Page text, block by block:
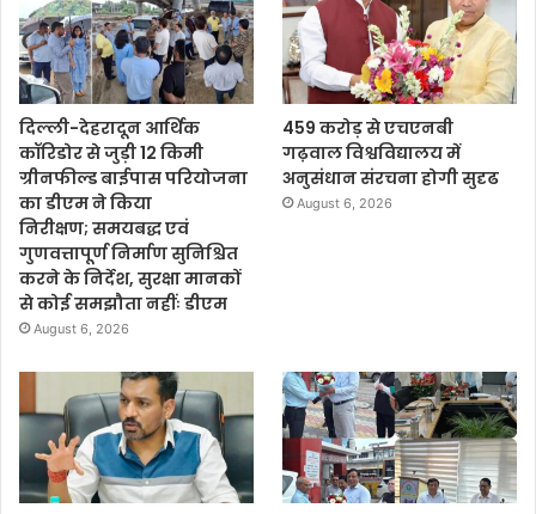
दिल्ली-देहरादून आर्थिक
कॉरिडोर से जुड़ी 12 किमी
ग्रीनफील्ड बाईपास परियोजना
का डीएम ने किया
निरीक्षण; समयबद्ध एवं
गुणवत्तापूर्ण निर्माण सुनिश्चित
करने के निर्देश, सुरक्षा मानकों
से कोई समझौता नहींः डीएम
August 6, 2026
459 करोड़ से एचएनबी
गढ़वाल विश्वविद्यालय में
अनुसंधान संरचना होगी सुदृढ
August 6, 2026